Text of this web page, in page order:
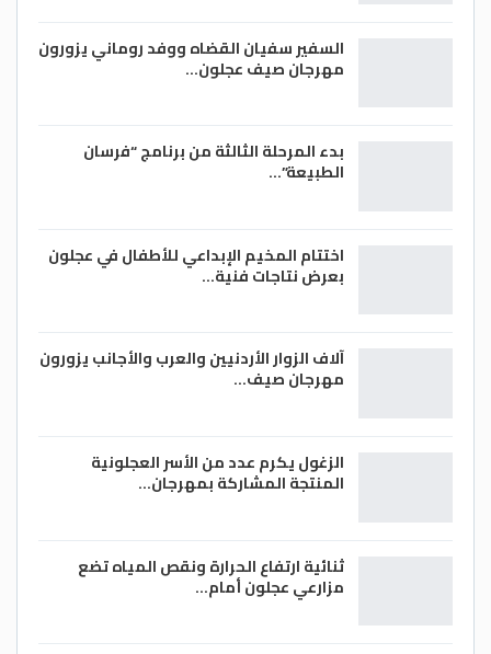
السفير سفيان القضاه ووفد روماني يزورون
مهرجان صيف عجلون…
بدء المرحلة الثالثة من برنامج “فرسان
الطبيعة”…
اختتام المخيم الإبداعي للأطفال في عجلون
بعرض نتاجات فنية…
آلاف الزوار الأردنيين والعرب والأجانب يزورون
مهرجان صيف…
الزغول يكرم عدد من الأسر العجلونية
المنتجة المشاركة بمهرجان…
ثنائية ارتفاع الحرارة ونقص المياه تضع
مزارعي عجلون أمام…